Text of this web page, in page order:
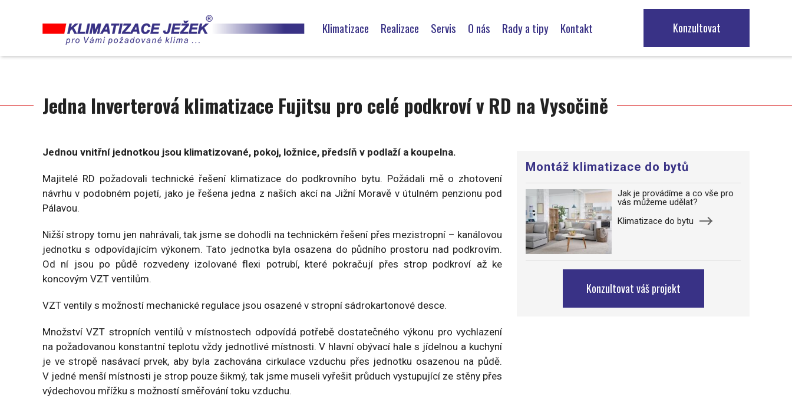
navigace
Klimatizace
Chlazení skladů
Chlazení vinoték – archívy vín
Klimatizace administrativních budov
Klimatizace ve zdravotnictví
Klimatizace pro průmysl a výrobu
Realizace Servis
Čistění klimatizačních zařízení
O nás Rady a tipy Kontakt Konzultovat
Jedna Inverterová klimatizace Fujitsu pro celé podkroví v RD na Vysočině
Jednou vnitřní jednotkou jsou klimatizované, pokoj, ložnice, předsíň v podlaží a koupelna.
Majitelé RD požadovali technické řešení klimatizace do podkrovního bytu. Požádali mě o zhotovení
návrhu v podobném pojetí, jako je řešena jedna z naších akcí na Jižní Moravě v útulném penzionu pod
Pálavou.
Nižší stropy tomu jen nahrávali, tak jsme se dohodli na technickém řešení přes mezistropní – kanálovou
jednotku s odpovídajícím výkonem. Tato jednotka byla osazena do půdního prostoru nad podkrovím.
Od ní jsou po půdě rozvedeny izolované flexi potrubí, které pokračují přes strop podkroví až ke
koncovým VZT ventilům.
VZT ventily s možností mechanické regulace jsou osazené v stropní sádrokartonové desce.
Množství VZT stropních ventilů v místnostech odpovídá potřebě dostatečného výkonu pro vychlazení
na požadovanou konstantní teplotu vždy jednotlivé místnosti. V hlavní obývací hale s jídelnou a kuchyní
je ve stropě nasávací prvek, aby byla zachována cirkulace vzduchu přes jednotku osazenou na půdě.
V jedné menší místnosti je strop pouze šikmý, tak jsme museli vyřešit průduch vystupující ze stěny přes
výdechovou mřížku s možností směřování toku vzduchu.
Montáž klimatizace do bytů
Jak je provádíme a co vše pro
vás můžeme udělat?
Klimatizace do bytu
Konzultovat váš projekt